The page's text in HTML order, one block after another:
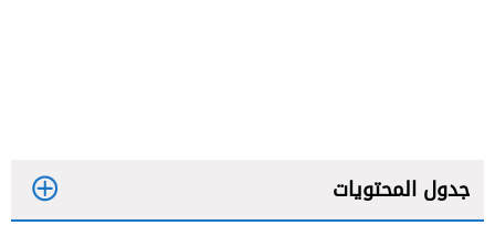
جدول المحتويات